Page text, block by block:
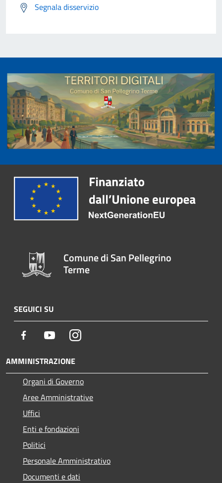
Segnala disservizio
Comune di San Pellegrino
Terme
SEGUICI SU
Facebook YoutubeInstagram
AMMINISTRAZIONE
Organi di Governo
Aree Amministrative
Uffici
Enti e fondazioni
Politici
Personale Amministrativo
Documenti e dati